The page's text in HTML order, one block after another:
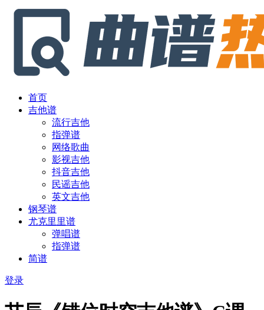
首页
吉他谱
流行吉他
指弹谱
网络歌曲
影视吉他
抖音吉他
民谣吉他
英文吉他
钢琴谱
尤克里里谱
弹唱谱
指弹谱
简谱
登录